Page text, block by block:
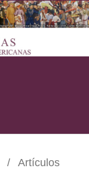
/ Artículos